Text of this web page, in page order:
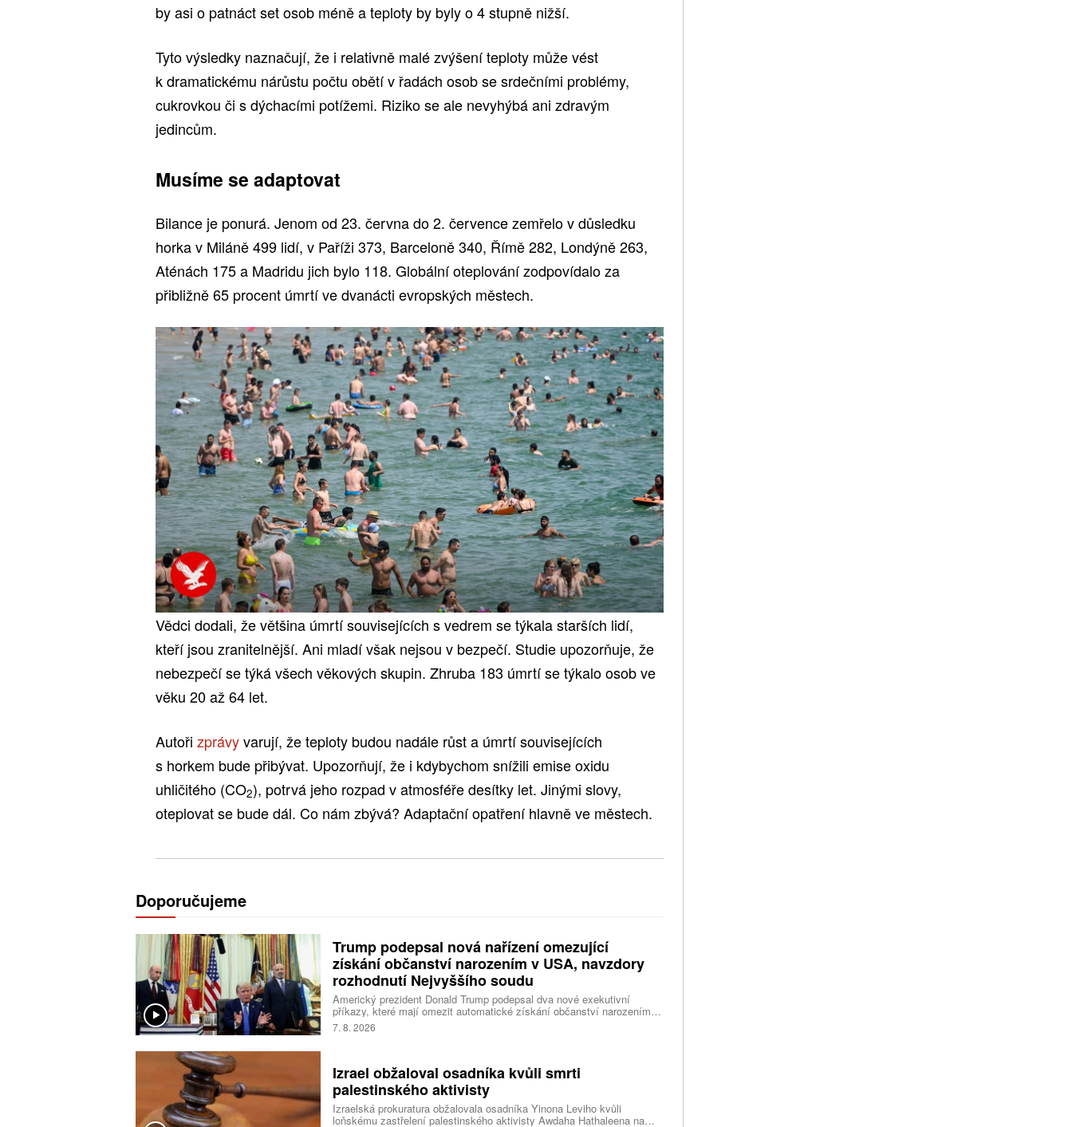
by asi o patnáct set osob méně a teploty by byly o 4 stupně nižší.
Tyto výsledky naznačují, že i relativně malé zvýšení teploty může vést
k dramatickému nárůstu počtu obětí v řadách osob se srdečními problémy,
cukrovkou či s dýchacími potížemi. Riziko se ale nevyhýbá ani zdravým
jedincům.
Musíme se adaptovat
Bilance je ponurá. Jenom od 23. června do 2. července zemřelo v důsledku
horka v Miláně 499 lidí, v Paříži 373, Barceloně 340, Římě 282, Londýně 263,
Aténách 175 a Madridu jich bylo 118. Globální oteplování zodpovídalo za
přibližně 65 procent úmrtí ve dvanácti evropských městech.
Vědci dodali, že většina úmrtí souvisejících s vedrem se týkala starších lidí,
kteří jsou zranitelnější. Ani mladí však nejsou v bezpečí. Studie upozorňuje, že
nebezpečí se týká všech věkových skupin. Zhruba 183 úmrtí se týkalo osob ve
věku 20 až 64 let.
Autoři zprávyvarují, že teploty budou nadále růst a úmrtí souvisejících
s horkem bude přibývat. Upozorňují, že i kdybychom snížili emise oxidu
uhličitého (CO2), potrvá jeho rozpad v atmosféře desítky let. Jinými slovy,
oteplovat se bude dál. Co nám zbývá? Adaptační opatření hlavně ve městech.
Doporučujeme
Trump podepsal nová nařízení omezující
získání občanství narozením v USA, navzdory
rozhodnutí Nejvyššího soudu
Americký prezident Donald Trump podepsal dva nové exekutivní
příkazy, které mají omezit automatické získání občanství narozením
na území Spojených států. Přichází s nimi jen několik týdnů poté, co
Nejvyšší soud odmítl jeho předchozí pokus.
7. 8. 2026
Izrael obžaloval osadníka kvůli smrti
palestinského aktivisty
Izraelská prokuratura obžalovala osadníka Yinona Leviho kvůli
loňskému zastřelení palestinského aktivisty Awdaha Hathaleena na